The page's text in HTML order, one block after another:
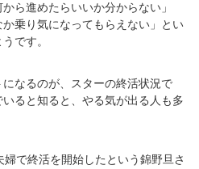
ら進めたらいいか分からない」
か乗り気になってもらえない」とい
です。
なるのが、スターの終活状況で
ると知ると、やる気が出る人も多
で終活を開始したという錦野旦さ